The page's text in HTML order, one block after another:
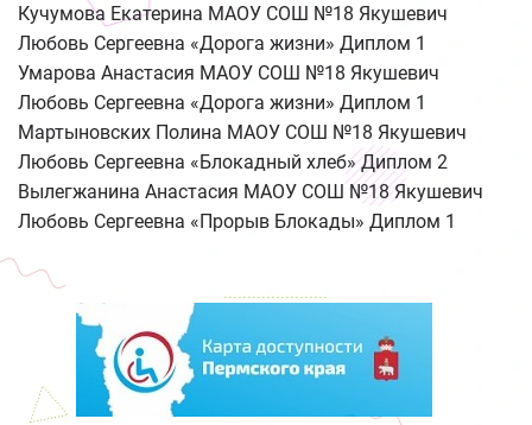
Кучумова Екатерина МАОУ СОШ №18 Якушевич
Любовь Сергеевна «Дорога жизни» Диплом 1
Умарова Анастасия МАОУ СОШ №18 Якушевич
Любовь Сергеевна «Дорога жизни» Диплом 1
Мартыновских Полина МАОУ СОШ №18 Якушевич
Любовь Сергеевна «Блокадный хлеб» Диплом 2
Вылегжанина Анастасия МАОУ СОШ №18 Якушевич
Любовь Сергеевна «Прорыв Блокады» Диплом 1